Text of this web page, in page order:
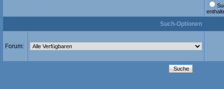
Such-Optionen
Forum: